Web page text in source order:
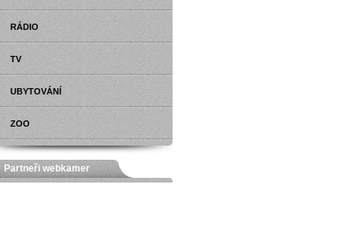
RÁDIO
TV
UBYTOVÁNÍ
ZOO
Partneři webkamer